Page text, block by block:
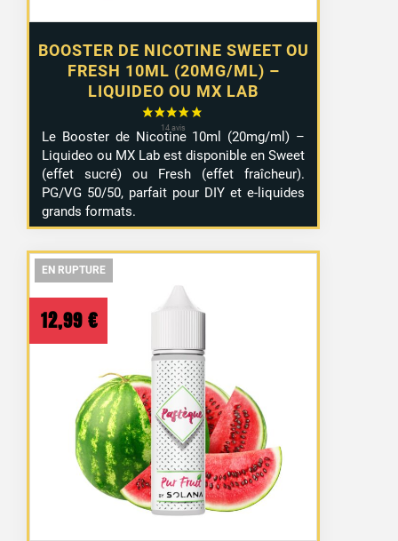
BOOSTER DE NICOTINE SWEET OU
FRESH 10ML (20MG/ML) –
LIQUIDEO OU MX LAB
Le Booster de Nicotine 10ml (20mg/ml) –
Liquideo ou MX Lab est disponible en Sweet
(effet sucré) ou Fresh (effet fraîcheur).
PG/VG 50/50, parfait pour DIY et e-liquides
grands formats.
EN RUPTURE
EN RUPTURE
12,99 €
EN RUPTURE